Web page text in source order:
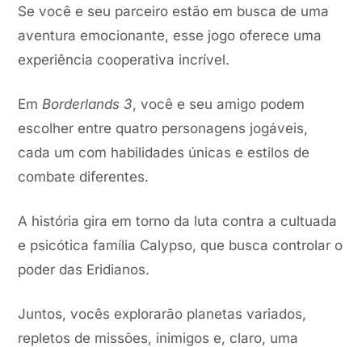
Se você e seu parceiro estão em busca de uma
aventura emocionante, esse jogo oferece uma
experiência cooperativa incrível.
EmBorderlands 3, você e seu amigo podem
escolher entre quatro personagens jogáveis,
cada um com habilidades únicas e estilos de
combate diferentes.
A história gira em torno da luta contra a cultuada
e psicótica família Calypso, que busca controlar o
poder das Eridianos.
Juntos, vocês explorarão planetas variados,
repletos de missões, inimigos e, claro, uma